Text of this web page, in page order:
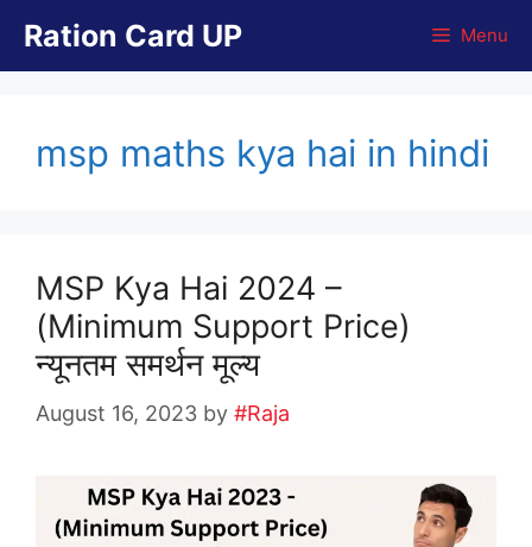
content
Ration Card UP Menu
msp maths kya hai in hindi
MSP Kya Hai 2024 –
(Minimum Support Price)
न्यूनतम समर्थन मूल्य
August 16, 2023 by #Raja